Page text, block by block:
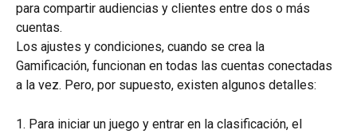
para compartir audiencias y clientes entre dos o más
cuentas.
Los ajustes y condiciones, cuando se crea la
Gamificación, funcionan en todas las cuentas conectadas
a la vez. Pero, por supuesto, existen algunos detalles:
1. Para iniciar un juego y entrar en la clasificación, el